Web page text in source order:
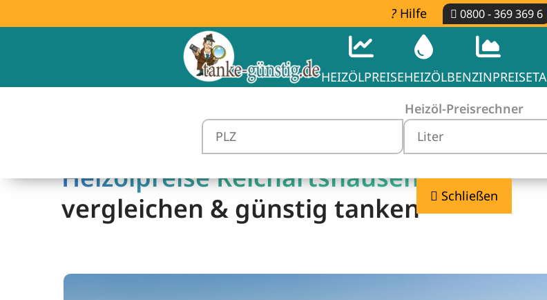
Hilfe 0800 - 369 369 6
HEIZÖLPREISEHEIZÖLBENZINPREISE
Heizöl-Preisrechner
Schließen
Heizölpreise Reichartshausen -
vergleichen & günstig tanken